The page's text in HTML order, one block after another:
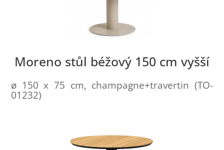
Moreno stůl béžový 150 cm vyšší
ø 150 x 75 cm, champagne+travertin (TO-
01232)